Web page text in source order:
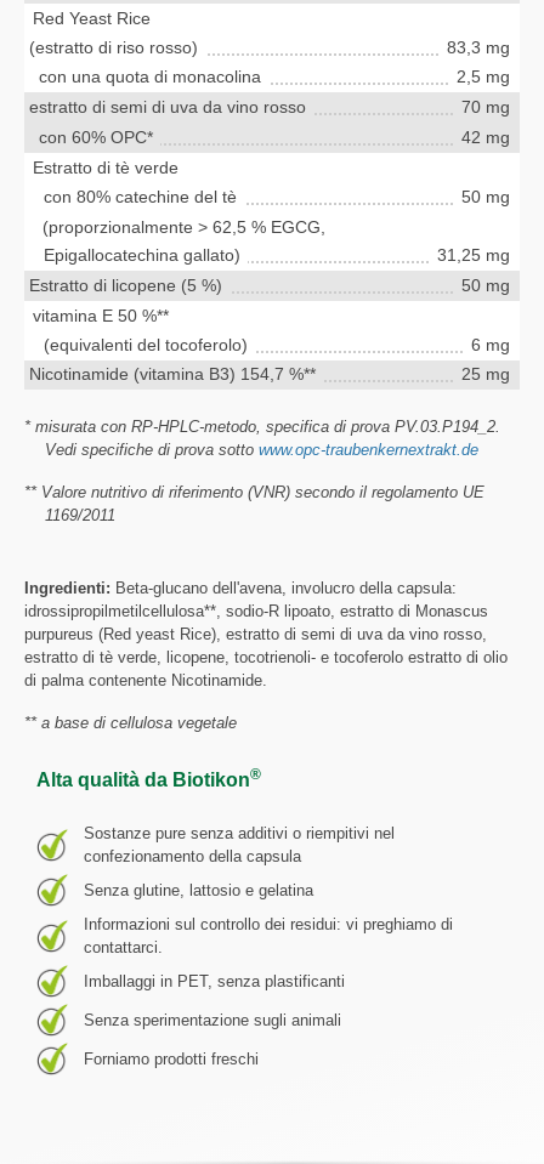
Red Yeast Rice
(estratto di riso rosso)
83,3 mg
con una quota di monacolina
2,5 mg
estratto di semi di uva da vino rosso
70 mg
con 60% OPC*
42 mg
Estratto di tè verde
con 80% catechine del tè
50 mg
(proporzionalmente > 62,5 % EGCG,
Epigallocatechina gallato)
31,25 mg
Estratto di licopene (5 %)
50 mg
vitamina E 50 %**
(equivalenti del tocoferolo)
6 mg
Nicotinamide (vitamina B3) 154,7 %**
25 mg
* misurata con RP-HPLC-metodo, specifica di prova PV.03.P194_2.
Vedi specifiche di prova sotto www.opc-traubenkernextrakt.de
** Valore nutritivo di riferimento (VNR) secondo il regolamento UE
1169/2011
Ingredienti: Beta-glucano dell'avena, involucro della capsula:
idrossipropilmetilcellulosa**, sodio-R lipoato, estratto di Monascus
purpureus (Red yeast Rice), estratto di semi di uva da vino rosso,
estratto di tè verde, licopene, tocotrienoli- e tocoferolo estratto di olio
di palma contenente Nicotinamide.
** a base di cellulosa vegetale
Alta qualità da Biotikon®
Sostanze pure senza additivi o riempitivi nel
confezionamento della capsula
Senza glutine, lattosio e gelatina
Informazioni sul controllo dei residui: vi preghiamo di
contattarci.
Imballaggi in PET, senza plastificanti
Senza sperimentazione sugli animali
Forniamo prodotti freschi